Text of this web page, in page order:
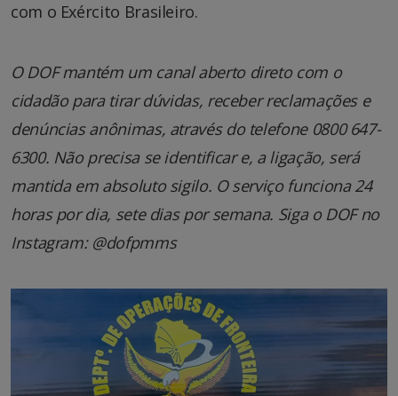
com o Exército Brasileiro.
O DOF mantém um canal aberto direto com o
cidadão para tirar dúvidas, receber reclamações e
denúncias anônimas, através do telefone 0800 647-
6300. Não precisa se identificar e, a ligação, será
mantida em absoluto sigilo. O serviço funciona 24
horas por dia, sete dias por semana. Siga o DOF no
Instagram: @dofpmms